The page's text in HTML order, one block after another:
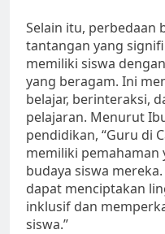
Selain itu, perbedaan
tantangan yang
memiliki siswa
yang beragam. Ini
belajar, berinteraksi,
pelajaran. Menurut
pendidikan, “Guru di
memiliki
budaya siswa
dapat menciptakan
inklusif dan
siswa.”